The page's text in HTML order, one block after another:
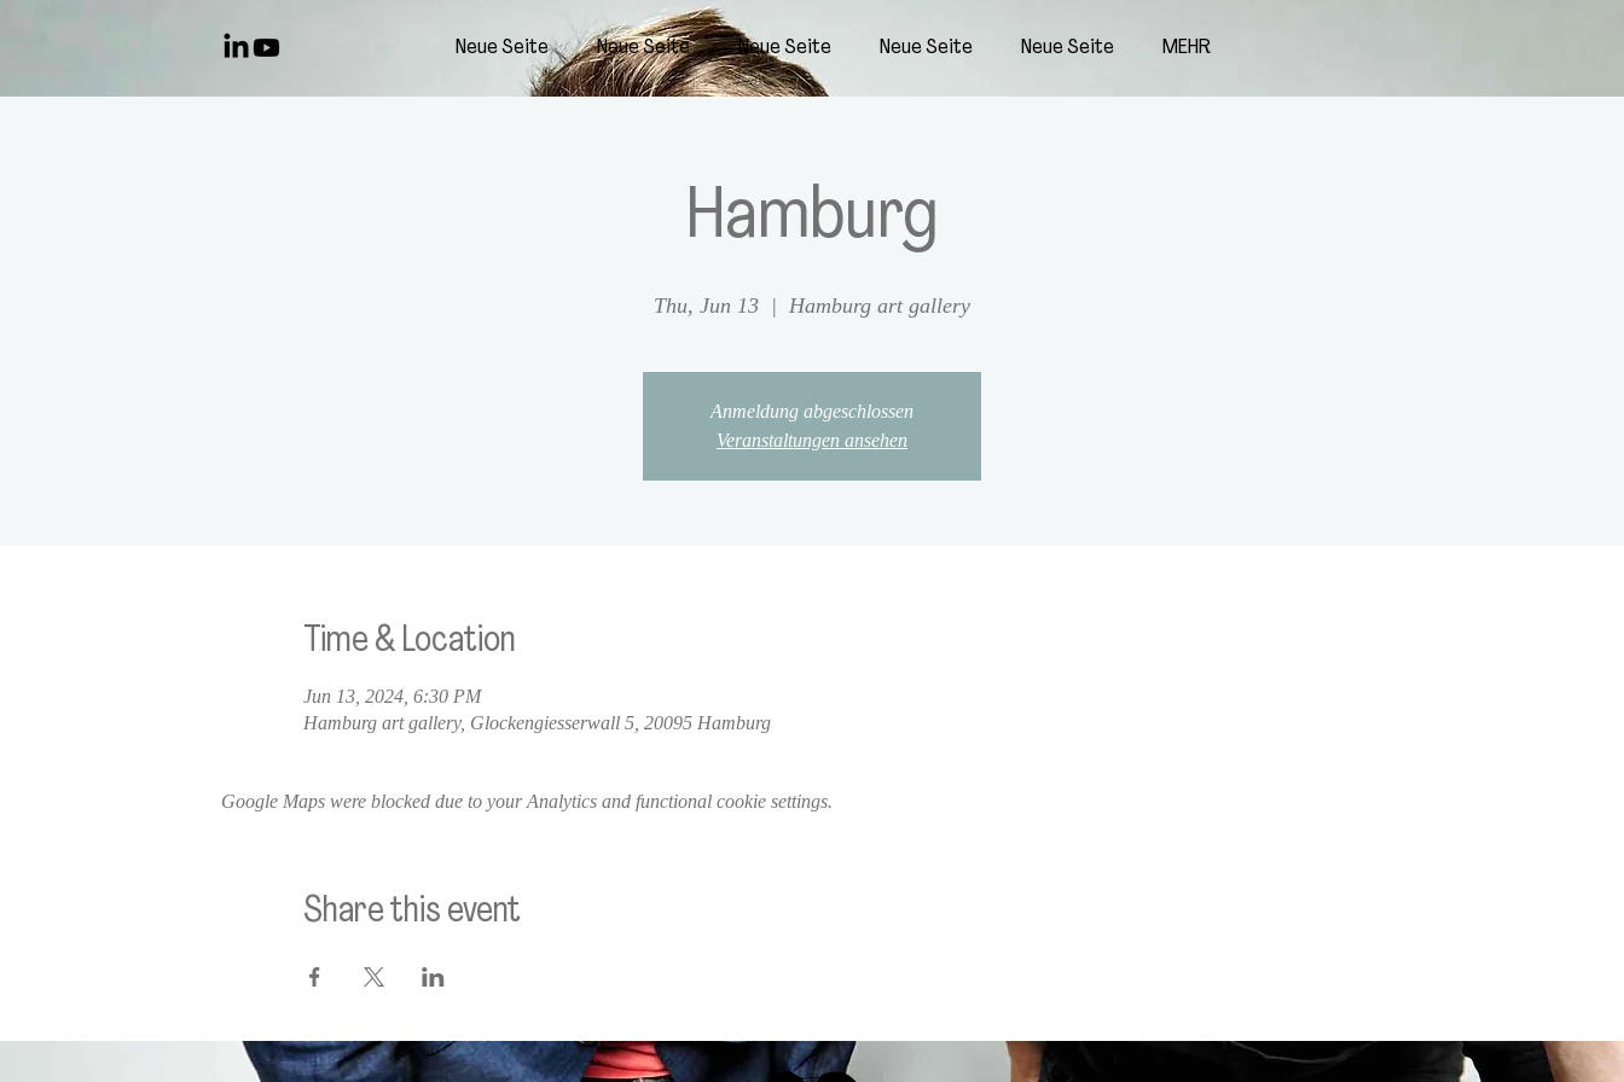
Neue Seite Neue Seite Neue Seite Neue Seite Neue Seite MEHR
Hamburg
Thu, Jun 13
  |
Hamburg art gallery
Anmeldung abgeschlossen
Veranstaltungen ansehen
Time & Location
Jun 13, 2024, 6:30 PM
Hamburg art gallery, Glockengiesserwall 5, 20095 Hamburg
Google Maps were blocked due to your Analytics and functional cookie settings.
Share this event